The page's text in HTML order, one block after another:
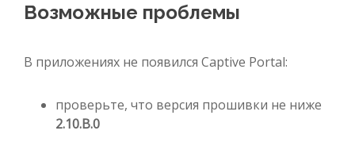
Возможные проблемы
В приложениях не появился Captive Portal:
проверьте, что версия прошивки не ниже
2.10.B.0